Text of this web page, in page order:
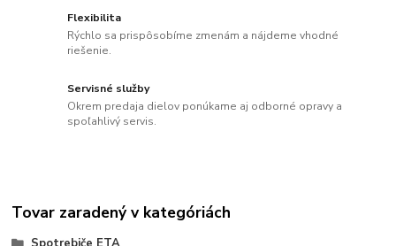
Flexibilita
Rýchlo sa prispôsobíme zmenám a nájdeme vhodné
riešenie.
Servisné služby
Okrem predaja dielov ponúkame aj odborné opravy a
spoľahlivý servis.
Tovar zaradený v kategóriách